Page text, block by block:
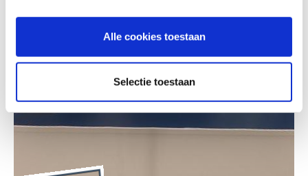
Alle cookies toestaan
Selectie toestaan